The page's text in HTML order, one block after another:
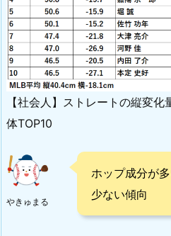
【社会人】ストレートの縦変
体TOP10
やきゅまる
ホップ成分が
少ない傾向